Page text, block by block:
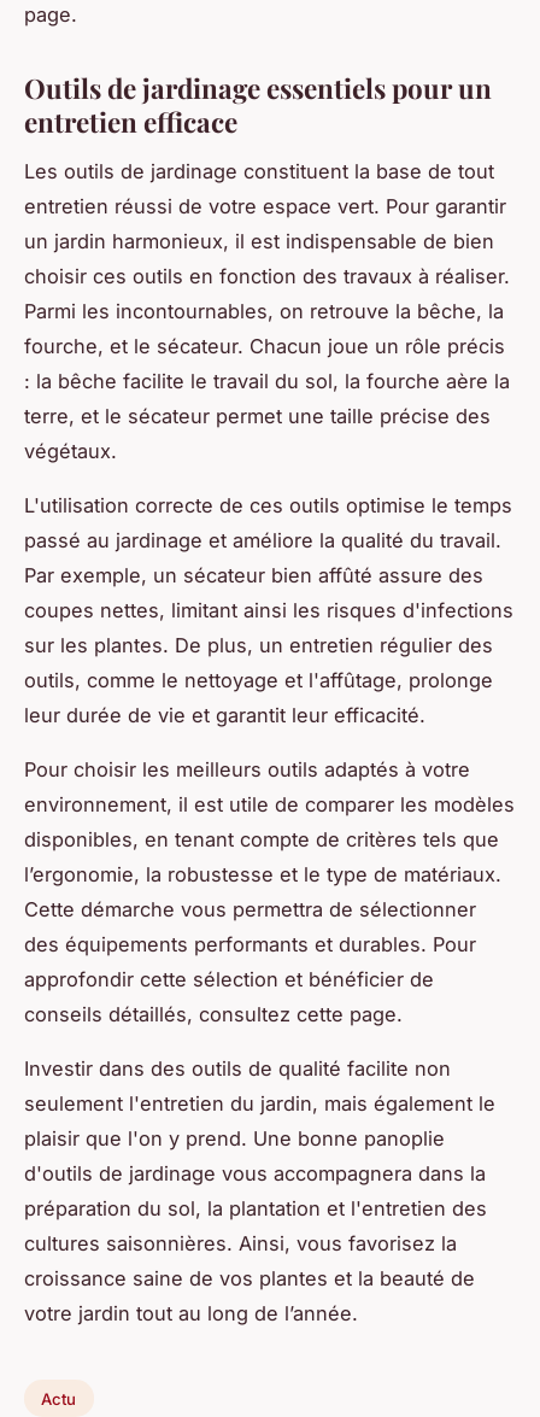
page.
Outils de jardinage essentiels pour un
entretien efficace
Les outils de jardinage constituent la base de tout
entretien réussi de votre espace vert. Pour garantir
un jardin harmonieux, il est indispensable de bien
choisir ces outils en fonction des travaux à réaliser.
Parmi les incontournables, on retrouve la bêche, la
fourche, et le sécateur. Chacun joue un rôle précis
: la bêche facilite le travail du sol, la fourche aère la
terre, et le sécateur permet une taille précise des
végétaux.
L'utilisation correcte de ces outils optimise le temps
passé au jardinage et améliore la qualité du travail.
Par exemple, un sécateur bien affûté assure des
coupes nettes, limitant ainsi les risques d'infections
sur les plantes. De plus, un entretien régulier des
outils, comme le nettoyage et l'affûtage, prolonge
leur durée de vie et garantit leur efficacité.
Pour choisir les meilleurs outils adaptés à votre
environnement, il est utile de comparer les modèles
disponibles, en tenant compte de critères tels que
l’ergonomie, la robustesse et le type de matériaux.
Cette démarche vous permettra de sélectionner
des équipements performants et durables. Pour
approfondir cette sélection et bénéficier de
conseils détaillés, consultez cette page.
Investir dans des outils de qualité facilite non
seulement l'entretien du jardin, mais également le
plaisir que l'on y prend. Une bonne panoplie
d'outils de jardinage vous accompagnera dans la
préparation du sol, la plantation et l'entretien des
cultures saisonnières. Ainsi, vous favorisez la
croissance saine de vos plantes et la beauté de
votre jardin tout au long de l’année.
Actu